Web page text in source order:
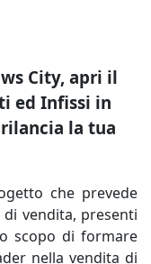
City, apri il
ed Infissi in
la tua
che prevede
vendita, presenti
scopo di formare
nella vendita di